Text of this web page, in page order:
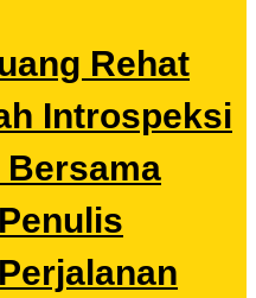
Rehat
Introspeksi
Bersama